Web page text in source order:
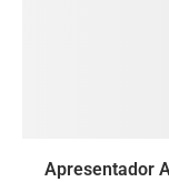
Apresentador